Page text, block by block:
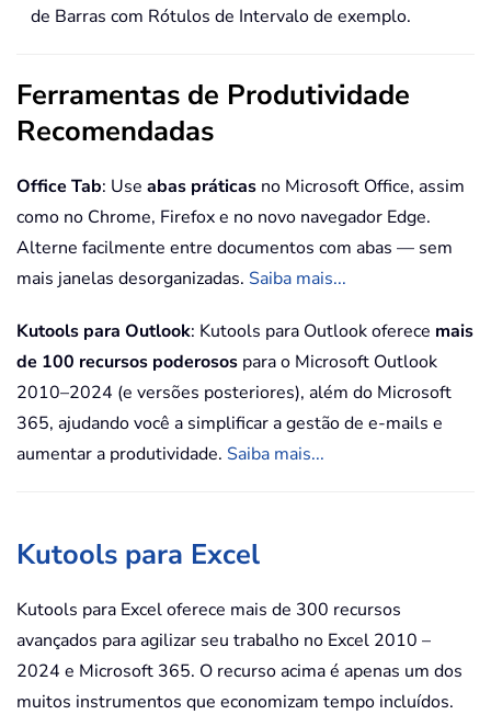
de Barras com Rótulos de Intervalo de exemplo.
Ferramentas de Produtividade
Recomendadas
Office Tab: Use abas práticas no Microsoft Office, assim
como no Chrome, Firefox e no novo navegador Edge.
Alterne facilmente entre documentos com abas — sem
mais janelas desorganizadas. Saiba mais...
Kutools para Outlook: Kutools para Outlook oferece mais
de 100 recursos poderosos para o Microsoft Outlook
2010–2024 (e versões posteriores), além do Microsoft
365, ajudando você a simplificar a gestão de e-mails e
aumentar a produtividade. Saiba mais...
Kutools para Excel
Kutools para Excel oferece mais de 300 recursos
avançados para agilizar seu trabalho no Excel 2010 –
2024 e Microsoft 365. O recurso acima é apenas um dos
muitos instrumentos que economizam tempo incluídos.